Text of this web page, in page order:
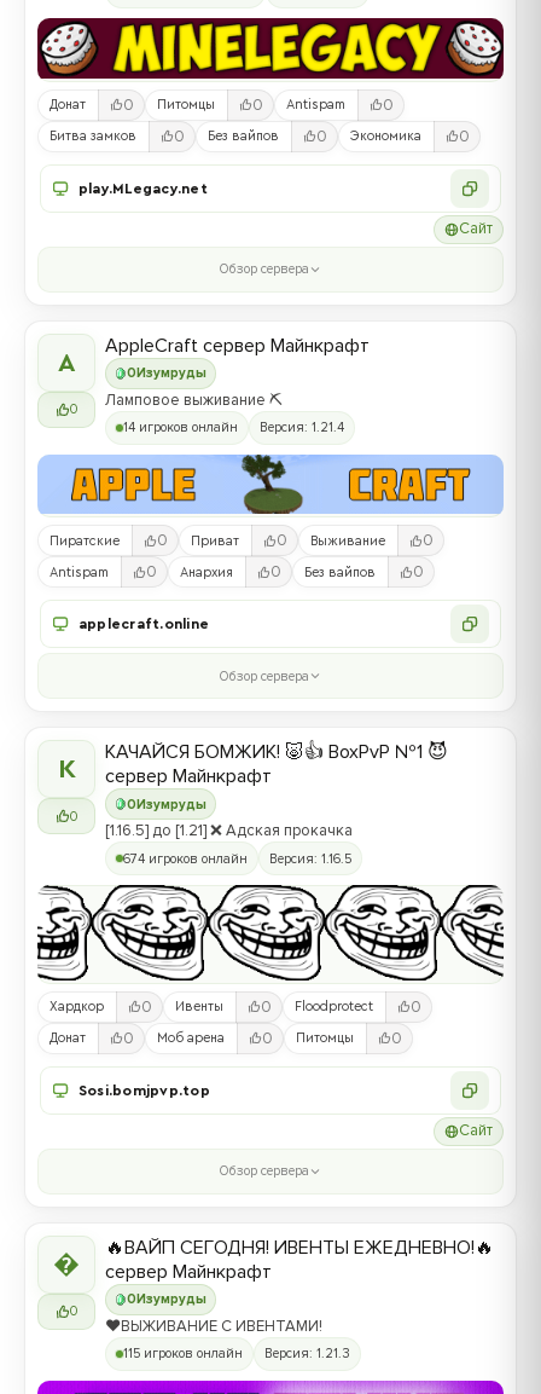
Донат 0 Питомцы 0 Antispam 0
Битва замков 0 Без вайпов 0 Экономика 0
play.MLegacy.net
Сайт
Обзор сервера
A
0
0 Изумруды
AppleCraft сервер Майнкрафт
Ламповое выживание ⛏️
14 игроков онлайн Версия: 1.21.4
Пиратские 0 Приват 0 Выживание 0
Antispam 0 Анархия 0 Без вайпов 0
applecraft.online
Обзор сервера
К
0
0Изумруды
КАЧАЙСЯ БОМЖИК! 🐷👍 BoxPvP №1 😈
сервер Майнкрафт
[1.16.5] до [1.21] ❌ Адская прокачка
674 игроков онлайн Версия: 1.16.5
Хардкор 0 Ивенты 0 Floodprotect 0
Донат 0 Моб арена 0 Питомцы 0
Sosi.bomjpvp.top
Сайт
Обзор сервера

0
0 Изумруды
🔥ВАЙП СЕГОДНЯ! ИВЕНТЫ ЕЖЕДНЕВНО!🔥
сервер Майнкрафт
❤️ВЫЖИВАНИЕ С ИВЕНТАМИ!
115 игроков онлайн Версия: 1.21.3